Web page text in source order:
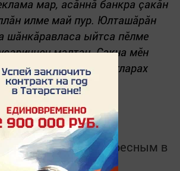
мар, асăннă банкра çакăн
илме май пур. Юлташăрăн
шăнкăравласа ыйтса пӗлме
малтан. Çакна мӗн
çавăн чухлӗ ытларах
хăвараятăр.
МАЛЫШЕВ
важным и интересным в
Татмедиа